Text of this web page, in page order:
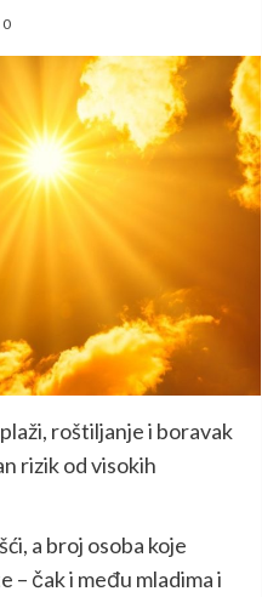
0
roštiljanje i boravak
rizik od visokih
a broj osoba koje
– čak i među mladima i